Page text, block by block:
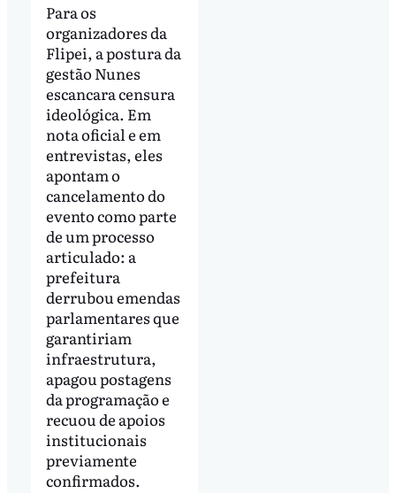
Para os
organizadores da
Flipei, a postura da
gestão Nunes
escancara censura
ideológica. Em
nota oficial e em
entrevistas, eles
apontam o
cancelamento do
evento como parte
de um processo
articulado: a
prefeitura
derrubou emendas
parlamentares que
garantiriam
infraestrutura,
apagou postagens
da programação e
recuou de apoios
institucionais
previamente
confirmados.